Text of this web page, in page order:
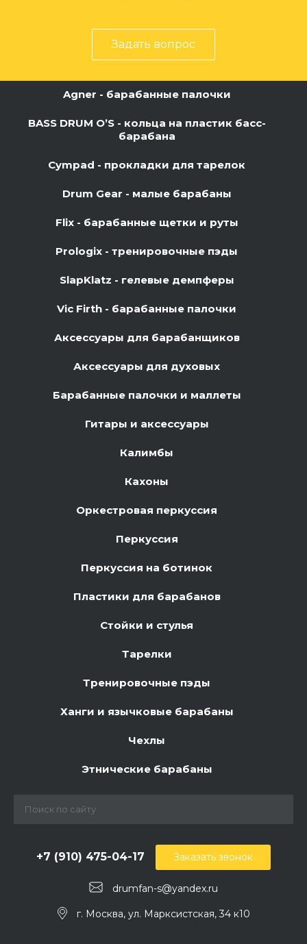
Задать вопрос
Agner - барабанные палочки
BASS DRUM O’S - кольца на пластик басс-
барабана
Cympad - прокладки для тарелок
Drum Gear - малые барабаны
Flix - барабанные щетки и руты
Prologix - тренировочные пэды
SlapKlatz - гелевые демпферы
Vic Firth - барабанные палочки
Аксессуары для барабанщиков
Аксессуары для духовых
Барабанные палочки и маллеты
Гитары и аксессуары
Калимбы
Кахоны
Оркестровая перкуссия
Перкуссия
Перкуссия на ботинок
Пластики для барабанов
Стойки и стулья
Тарелки
Тренировочные пэды
Ханги и язычковые барабаны
Чехлы
Этнические барабаны
+7 (910) 475-04-17
drumfan-s@yandex.ru
Заказать звонок
г. Москва, ул. Марксистская, 34 к10